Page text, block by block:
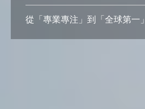
從「專業專注」到「全球第一」